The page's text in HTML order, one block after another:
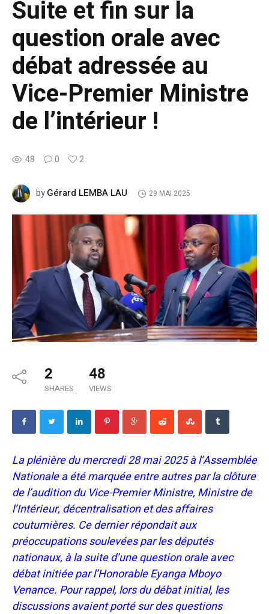
Suite et fin sur la
question orale avec
débat adressée au
Vice-Premier Ministre
de l’intérieur !
48 0 2
byGérard LEMBA LAU 29 MAI 2025
2
SHARES
48
VIEWS
La plénière du mercredi 28 mai 2025 à l’Assemblée
Nationale a été marquée entre autres par la clôture
de l’audition du Vice-Premier Ministre, Ministre de
l’Intérieur, décentralisation et des affaires
coutumières. Ce dernier répondait aux
préoccupations soulevées par les députés
nationaux, à la suite d’une question orale avec
débat initiée par l’Honorable Eyanga Mboyo
Venance. Pour rappel, lors du débat initial, les
discussions avaient porté sur des questions